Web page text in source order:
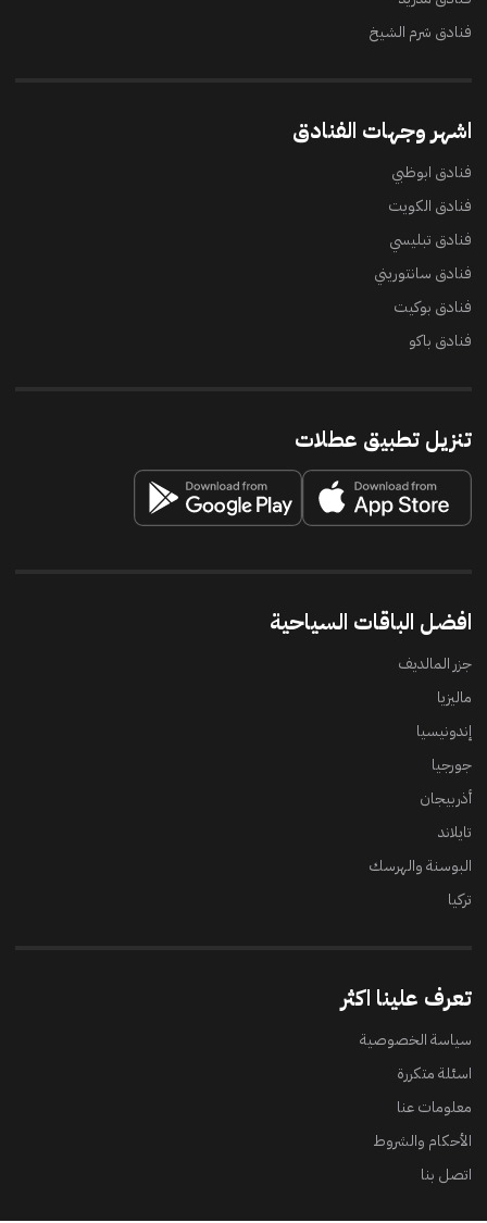
فنادق شرم الشيخ
اشهر وجهات الفنادق
فنادق ابوظبي
فنادق الكويت
فنادق تبليسي
فنادق سانتوريني
فنادق بوكيت
فنادق باكو
تنزيل تطبيق عطلات
افضل الباقات السياحية
جزر المالديف
ماليزيا
إندونيسيا
جورجيا
أذربيجان
تايلاند
البوسنة والهرسك
تركيا
تعرف علينا اكثر
سياسة الخصوصية
اسئلة متكررة
معلومات عنا
الأحكام والشروط
اتصل بنا